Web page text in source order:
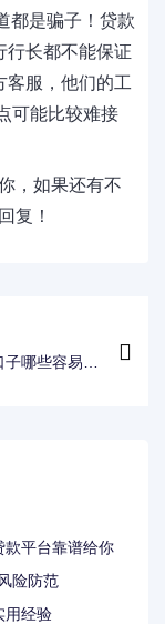
都是骗子！贷款
行长都不能保证
客服，他们的工
可能比较难接
，如果还有不
复！
哪些容易下
款平台靠谱给你
险防范
用经验